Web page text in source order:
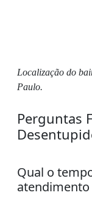
Localização do
Paulo.
Perguntas
Qual o
atendimento